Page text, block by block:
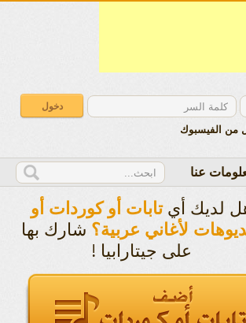
من الفيسبوك
عنا
لديك أيتابات أو كوردات أو
لأغاني عربية؟ شارك بها
على جيتارابيا !